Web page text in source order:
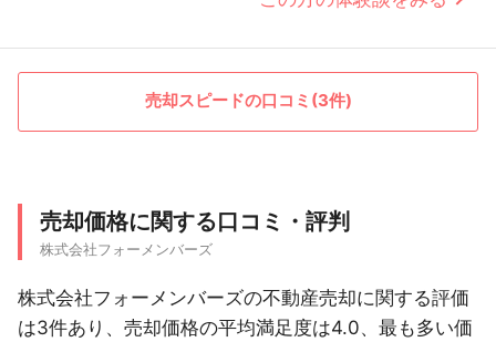
売却スピードの口コミ(3件)
売却価格に関する口コミ・評判
株式会社フォーメンバーズ
株式会社フォーメンバーズの不動産売却に関する評価
は3件あり、売却価格の平均満足度は4.0、最も多い価